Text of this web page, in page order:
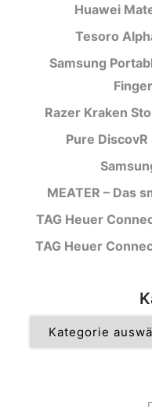
Huawei
Tesoro
Samsung
Razer Kraken
Pure
MEATER – Das
TAG Heuer
TAG Heuer